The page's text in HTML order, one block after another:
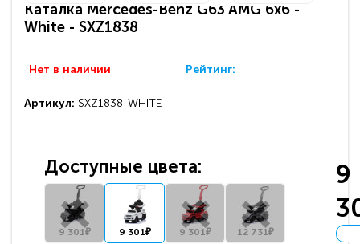
Каталка Mercedes-Benz G63 AMG 6x6 -
White - SXZ1838
Нет в наличии Рейтинг:
Артикул: SXZ1838-WHITE
Доступные цвета:
9 301₽ 9 301₽ 9 301₽ 12 731₽
9